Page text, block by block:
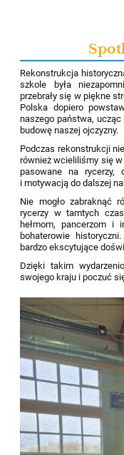
Rekonstrukcja
szkole była
przebrały się w piękne
Polska dopiero
naszego państwa,
budowę naszej ojczyzny.
Podczas rekonstrukcji
również wcieliliśmy się w
pasowane na rycerzy,
i motywacją do dalszej
Nie mogło zabraknąć
rycerzy w tamtych
hełmom, pancerzom i
bohaterowie
bardzo ekscytujące
Dzięki takim
swojego kraju i poczuć